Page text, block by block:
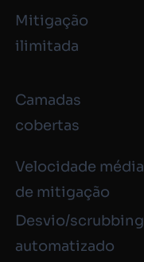
Mitigação
ilimitada
Camadas
cobertas
Velocidade média
de mitigação
Desvio/scrubbing
automatizado